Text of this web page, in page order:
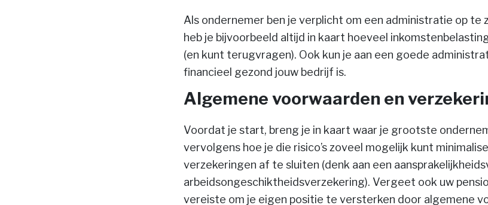
Als ondernemer ben je verplicht om een administratie op te
heb je bijvoorbeeld altijd in kaart hoeveel
(en kunt terugvragen). Ook kun je aan een goede
financieel gezond jouw bedrijf is.
Algemene voorwaarden en
Voordat je start, breng je in kaart waar je grootste
vervolgens hoe je die risico’s zoveel mogelijk kunt
verzekeringen af te sluiten (denk aan een
arbeidsongeschiktheidsverzekering). Vergeet ook uw
vereiste om je eigen positie te versterken door algemene